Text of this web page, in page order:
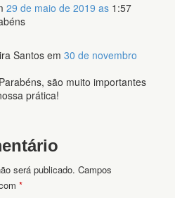
29 de maio de 2019 as 1:57
Santos em 30 de novembro
são muito importantes
prática!
será publicado. Campos
*